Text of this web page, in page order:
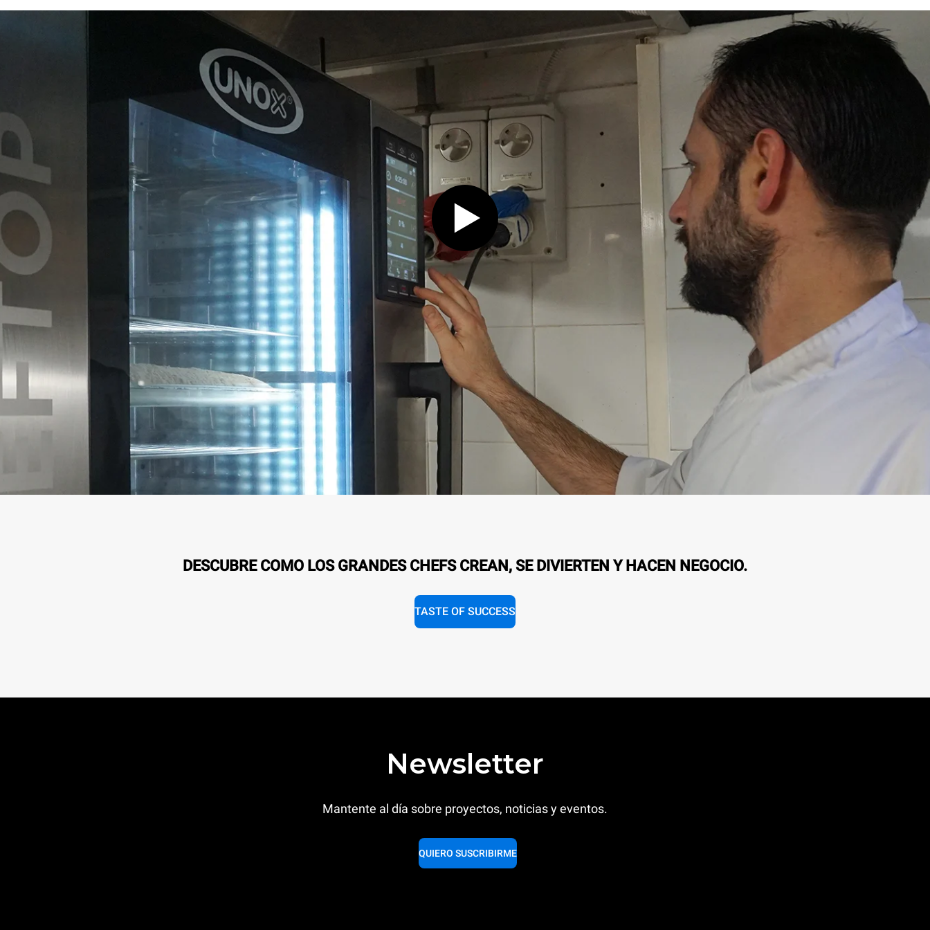
DESCUBRE COMO LOS GRANDES CHEFS CREAN, SE DIVIERTEN Y HACEN NEGOCIO.
TASTE OF SUCCESS
Newsletter
Mantente al día sobre proyectos, noticias y eventos.
QUIERO SUSCRIBIRME